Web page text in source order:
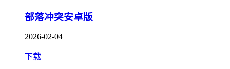
部落冲突安卓版
2026-02-04
下载